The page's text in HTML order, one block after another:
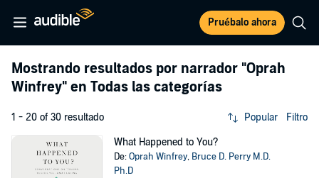
Pruébalo ahora
Mostrando resultados por narrador "Oprah
Winfrey" en Todas las categorías
1 - 20 of 30 resultado Popular Filtro
What Happened to You?
De:Oprah Winfrey, Bruce D. Perry M.D.
Ph.D